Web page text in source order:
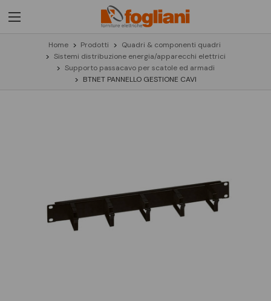
Home Prodotti
Quadri & componenti quadri
Sistemi distribuzione energia/apparecchi elettrici
Supporto passacavo per scatole ed armadi
BTNET PANNELLO GESTIONE CAVI